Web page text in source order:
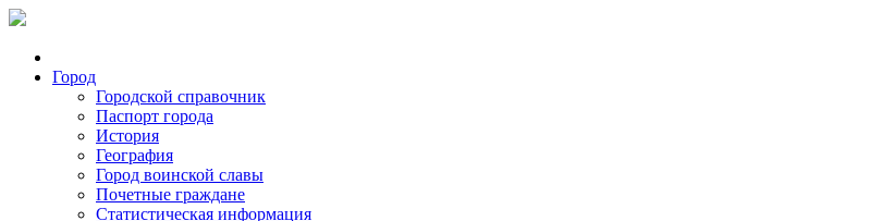
Город
Городской справочник
Паспорт города
История
География
Город воинской славы
Почетные граждане
Статистическая информация